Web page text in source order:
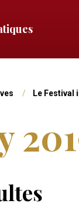
Le Festival